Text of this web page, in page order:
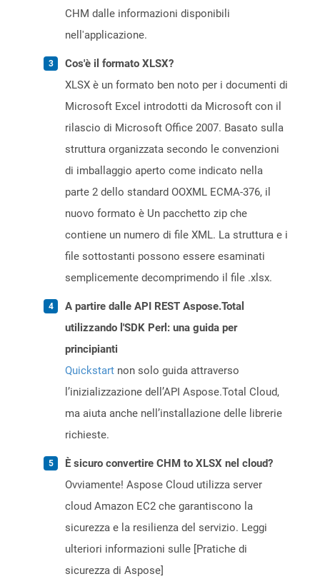
CHM dalle informazioni disponibili
nell'applicazione.
Cos'è il formato XLSX?
XLSX è un formato ben noto per i documenti di
Microsoft Excel introdotti da Microsoft con il
rilascio di Microsoft Office 2007. Basato sulla
struttura organizzata secondo le convenzioni
di imballaggio aperto come indicato nella
parte 2 dello standard OOXML ECMA-376, il
nuovo formato è Un pacchetto zip che
contiene un numero di file XML. La struttura e i
file sottostanti possono essere esaminati
semplicemente decomprimendo il file .xlsx.
A partire dalle API REST Aspose.Total
utilizzando l'SDK Perl: una guida per
principianti
Quickstart non solo guida attraverso
l’inizializzazione dell’API Aspose.Total Cloud,
ma aiuta anche nell’installazione delle librerie
richieste.
È sicuro convertire CHM to XLSX nel cloud?
Ovviamente! Aspose Cloud utilizza server
cloud Amazon EC2 che garantiscono la
sicurezza e la resilienza del servizio. Leggi
ulteriori informazioni sulle [Pratiche di
sicurezza di Aspose]